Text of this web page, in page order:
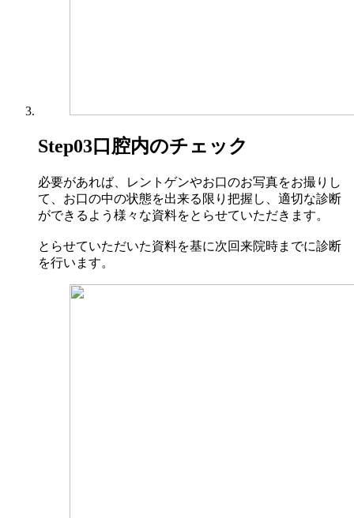
Step03口腔内のチェック
必要があれば、レントゲンやお口のお写真をお撮りし
て、お口の中の状態を出来る限り把握し、適切な診断
ができるよう様々な資料をとらせていただきます。
とらせていただいた資料を基に次回来院時までに診断
を行います。